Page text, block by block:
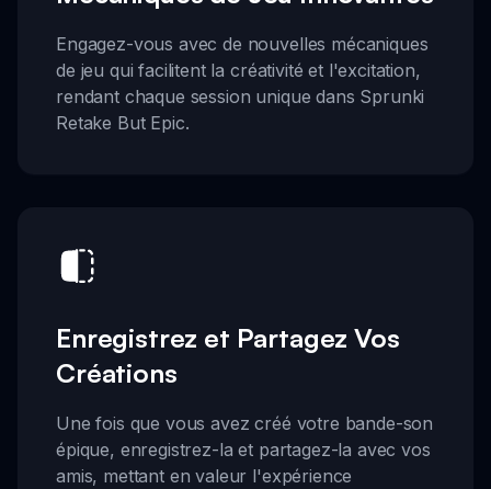
Engagez-vous avec de nouvelles mécaniques
de jeu qui facilitent la créativité et l'excitation,
rendant chaque session unique dans Sprunki
Retake But Epic.
Enregistrez et Partagez Vos
Créations
Une fois que vous avez créé votre bande-son
épique, enregistrez-la et partagez-la avec vos
amis, mettant en valeur l'expérience